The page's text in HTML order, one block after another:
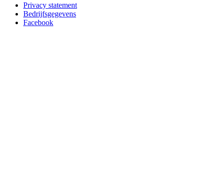
Privacy statement
Bedrijfsgegevens
Facebook